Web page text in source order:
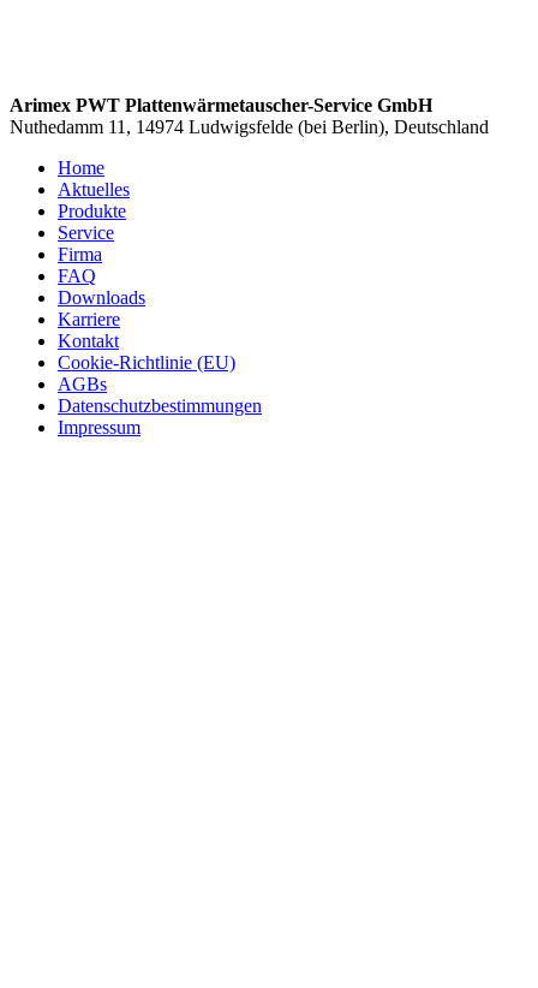
Arimex PWT Plattenwärmetauscher-Service GmbH
Nuthedamm 11, 14974 Ludwigsfelde (bei Berlin), Deutschland
Home
Aktuelles
Produkte
Service
Firma
FAQ
Downloads
Karriere
Kontakt
Cookie-Richtlinie (EU)
AGBs
Datenschutzbestimmungen
Impressum